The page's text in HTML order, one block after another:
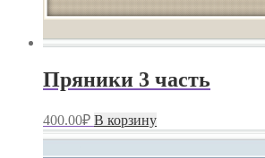
Пряники 3 часть
400.00₽ В корзину